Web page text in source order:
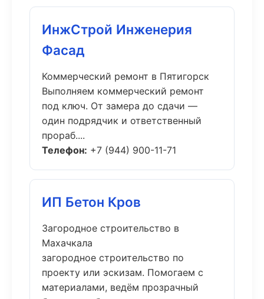
ИнжСтрой Инженерия
Фасад
Коммерческий ремонт в Пятигорск
Выполняем коммерческий ремонт
под ключ. От замера до сдачи —
один подрядчик и ответственный
прораб....
Телефон: +7 (944) 900-11-71
ИП Бетон Кров
Загородное строительство в
Махачкала
загородное строительство по
проекту или эскизам. Помогаем с
материалами, ведём прозрачный